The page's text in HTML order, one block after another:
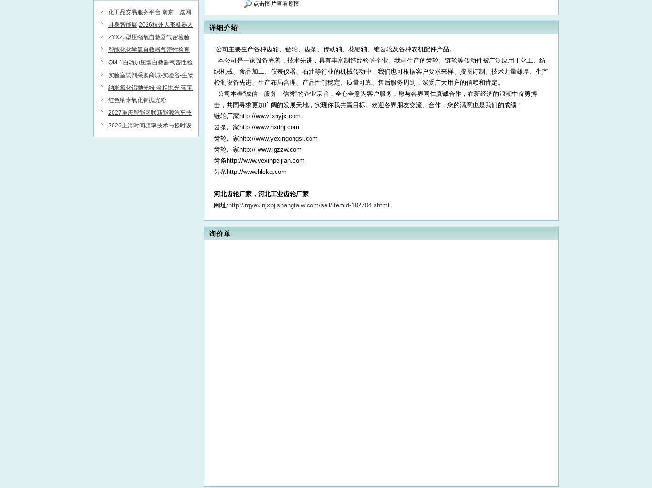
化工品交易服务平台 南京一览网
化工原料 精细化学品
具身智能展|2026杭州人形机器人
展|仿生机器人展5月启幕
ZYXZJ型压缩氧自救器气密检验
仪厂家
智能化化学氧自救器气密性检查
仪
QM-1自动加压型自救器气密性检
查仪
实验室试剂采购商城-实验谷-生物
实验室耗材-默克代理
纳米氧化铝抛光粉 金相抛光 蓝宝
石抛光
红色纳米氧化铈抛光粉
2027重庆智能网联新能源汽车技
术与生态链博览会
2026上海时间频率技术与授时设
备展11月启幕
点击图片查看原图
详细介绍
公司主要生产各种齿轮、链轮、齿条、传动轴、花键轴、锥齿轮及各种农机配件产品。
本公司是一家设备完善，技术先进，具有丰富制造经验的企业。我司生产的齿轮、链轮等传动件被广泛应用于化工、纺
织机械、食品加工、仪表仪器、石油等行业的机械传动中，我们也可根据客户要求来样、按图订制。技术力量雄厚、生产
检测设备先进、生产布局合理、产品性能稳定、质量可靠、售后服务周到，深受广大用户的信赖和肯定。
公司本着“诚信－服务－信誉”的企业宗旨，全心全意为客户服务，愿与各界同仁真诚合作，在新经济的浪潮中奋勇搏
击，共同寻求更加广阔的发展天地，实现你我共赢目标。欢迎各界朋友交流、合作，您的满意也是我们的成绩！
链轮厂家http://www.lxhyjx.com
齿条厂家http://www.hxdhj.com
齿轮厂家http://www.yexingongsi.com
齿轮厂家http:// www.jgzzw.com
齿条http://www.yexinpeijian.com
齿条http://www.hlckq.com
河北齿轮厂家，河北工业齿轮厂家
网址: http://rqyexinjxpj.shangtaiw.com/sell/itemid-102704.shtml
询价单